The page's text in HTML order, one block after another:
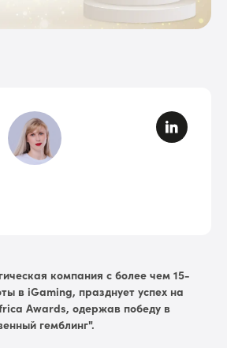
компания с более чем 15-
в iGaming, празднует успех на
Awards, одержав победу в
гемблинг".